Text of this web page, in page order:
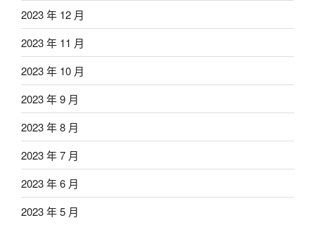
2023 年 12 月
2023 年 11 月
2023 年 10 月
2023 年 9 月
2023 年 8 月
2023 年 7 月
2023 年 6 月
2023 年 5 月